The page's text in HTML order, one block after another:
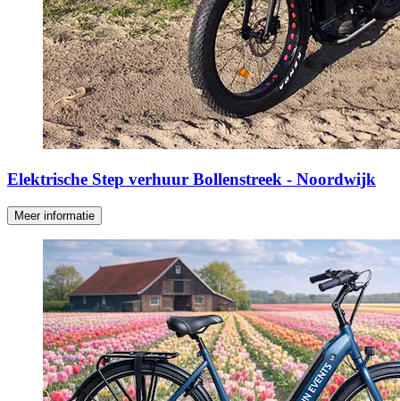
Elektrische Step verhuur Bollenstreek - Noordwijk
Meer informatie